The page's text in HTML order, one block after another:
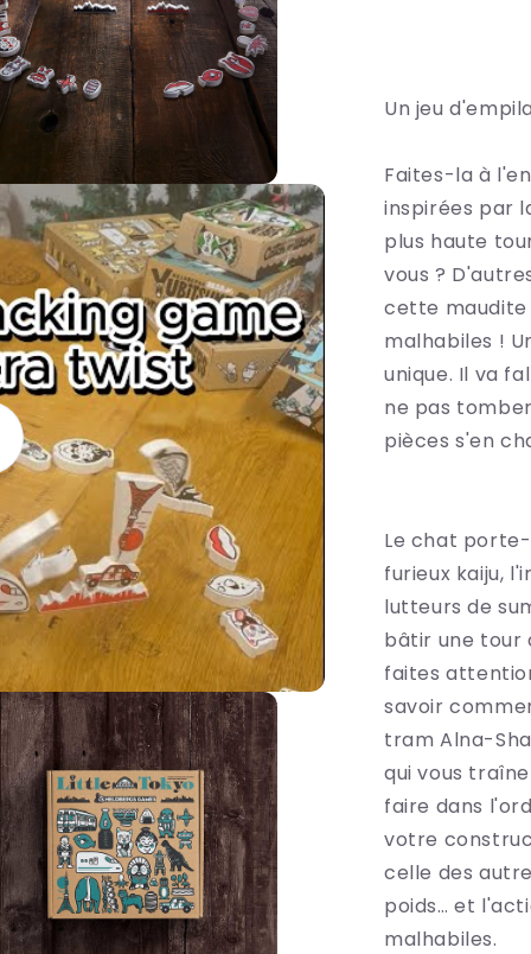
Un jeu
Faites-la à
inspirées par
plus haute
vous ?
cette maudite
malhabiles !
unique. Il va
ne pas
pièces s'en
Le chat
furieux kaiju,
lutteurs de
bâtir une tour
faites
savoir
tram Alna-
qui vous
faire dans
votre
celle des
poids… et
malhabiles.